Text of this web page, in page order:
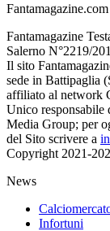
Fantamagazine.com
Fantamagazine
Salerno N°2219/
Il sito
sede in Battipaglia
affiliato al network
Unico responsabile
Media Group; per
del Sito scrivere a
Copyright 2021-
News
Infortuni